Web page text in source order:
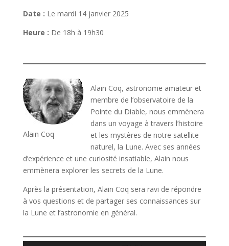
Date : Le mardi 14 janvier 2025
Heure : De 18h à 19h30
Alain Coq
Alain Coq, astronome amateur et
membre de l’observatoire de la
Pointe du Diable, nous emmènera
dans un voyage à travers l’histoire
et les mystères de notre satellite
naturel, la Lune. Avec ses années
d’expérience et une curiosité insatiable, Alain nous
emmènera explorer les secrets de la Lune.
Après la présentation, Alain Coq sera ravi de répondre
à vos questions et de partager ses connaissances sur
la Lune et l’astronomie en général.